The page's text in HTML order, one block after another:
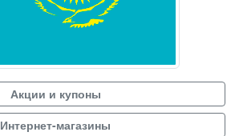
Акции и купоны
Интернет-магазины